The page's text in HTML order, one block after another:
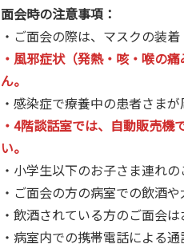
面会時の注意事項：
・ご面会の際は、マスクの装
・風邪症状（発熱・咳・喉の
ん。
・感染症で療養中の患者さま
・4階談話室では、自動販売
い。
・小学生以下のお子さま連れ
・ご面会の方の病室での飲酒
・飲酒されている方のご面会は
・病室内での携帯電話による